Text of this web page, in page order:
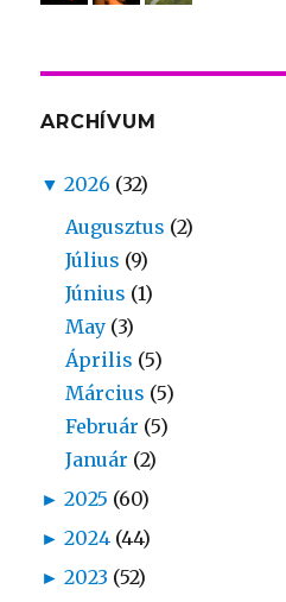
ARCHÍVUM
▼ 2026 (32)
Augusztus (2)
Július (9)
Június (1)
May (3)
Április (5)
Március (5)
Február (5)
Január (2)
► 2025 (60)
► 2024 (44)
► 2023 (52)